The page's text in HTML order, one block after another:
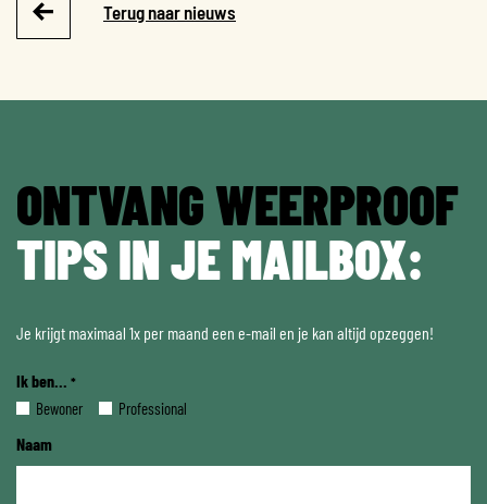
Terug naar nieuws
ONTVANG WEERPROOF
TIPS IN JE MAILBOX:
Je krijgt maximaal 1x per maand een e-mail en je kan altijd opzeggen!
Ik ben... *
Bewoner Professional
Naam